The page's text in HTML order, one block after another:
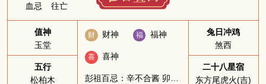
血忌
往亡
值神
玉堂
五行
松柏木
财 财神 福 福神
喜 喜神
兔日冲鸡
煞西
二十八星宿
东方尾虎火(吉)